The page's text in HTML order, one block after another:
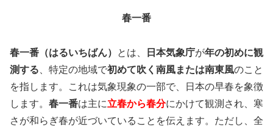
春一番
春一番（はるいちばん） とは、 日本気象庁が年の初めに観
測する 、特定の地域で初めて吹く南風または南東風のこと
を指します。これは気象現象の一部で、日本の早春を象徴
します。 春一番は主に立春から春分にかけて観測され、寒
さが和らぎ春が近づいていることを伝えます。ただし、全